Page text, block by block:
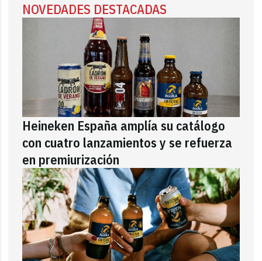
NOVEDADES DESTACADAS
Heineken España amplía su catálogo
con cuatro lanzamientos y se refuerza
en premiurización